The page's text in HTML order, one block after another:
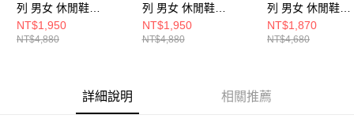
列 男女 休閒鞋
M1906NH-D
NT$1,950
NT$4,880
列 男女 休閒鞋
M1906NG-D
NT$1,950
NT$4,880
列 男女 休閒鞋
M1906REO-D
NT$1,870
NT$4,680
詳細說明 相關推薦